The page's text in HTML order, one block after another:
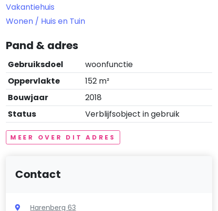
Vakantiehuis
Wonen / Huis en Tuin
Pand & adres
Gebruiksdoel
woonfunctie
Oppervlakte
152 m²
Bouwjaar
2018
Status
Verblijfsobject in gebruik
MEER OVER DIT ADRES
Contact
Harenberg 63